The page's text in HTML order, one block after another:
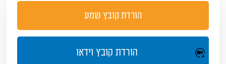
הורדת קובץ שמע
הורדת קובץ וידאו